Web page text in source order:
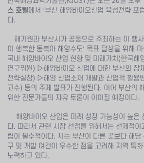
스 호텔에서 ‘부산 해양바이오산업 육성전략 포
다.
해기원과 부산시가 공동으로 주최하는 이 행
이 행복한 동북아 해양수도’ 목표 달성을 위해
국내 해양바이오 산업 현황 및 미래가치(한국해
연구위원) ▷해양바이오 산업에 대한 부산의 잠
전략실장) ▷해양 산업소재 개발과 산업적 활용
교수) 등의 주제 발표가 진행된다. 이어 부산의
위한 전문가들의 자유 토론이 이어질 예정이다.
해양바이오 산업은 미래 성장 가능성이 높은
다. 따라서 관련 시장 선점을 위해서는 선제적
립이 필수적이다. 시는 부산이 다른 곳보다 해당
구 및 개발 여건이 우수한 점을 고려해 지역 특
노력하고 있다.